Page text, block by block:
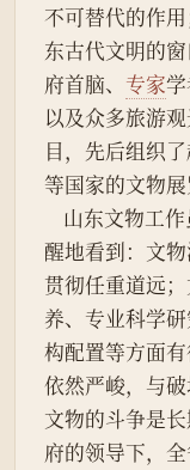
不可替代的作
东古代文明的
府首脑、 专家学
以及众多旅游
目，先后组织
等国家的文物展
醒地看到：文
贯彻任重道远
养、专业科学
构配置等方面
依然严峻，与
文物的斗争是
府的领导下，